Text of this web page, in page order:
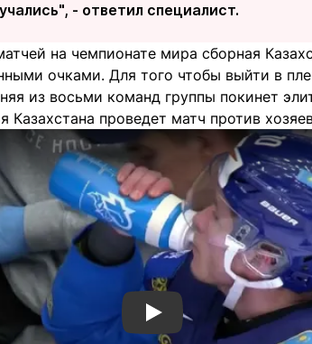
- ответил специалист.
на чемпионате мира сборная
очками. Для того чтобы выйти в
из восьми команд группы покинет
Казахстана проведет матч против
Смотреть видео YouTube